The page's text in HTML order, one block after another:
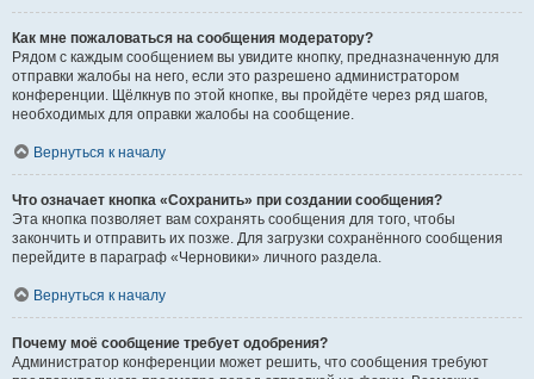
Как мне пожаловаться на сообщения модератору?
Рядом с каждым сообщением вы увидите кнопку, предназначенную для
отправки жалобы на него, если это разрешено администратором
конференции. Щёлкнув по этой кнопке, вы пройдёте через ряд шагов,
необходимых для оправки жалобы на сообщение.
Вернуться к началу
Что означает кнопка «Сохранить» при создании сообщения?
Эта кнопка позволяет вам сохранять сообщения для того, чтобы
закончить и отправить их позже. Для загрузки сохранённого сообщения
перейдите в параграф «Черновики» личного раздела.
Вернуться к началу
Почему моё сообщение требует одобрения?
Администратор конференции может решить, что сообщения требуют